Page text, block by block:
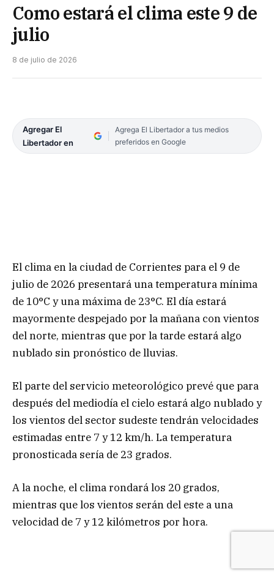
Como estará el clima este 9 de
julio
8 de julio de 2026
Agregar El
Libertador en
Agrega El Libertador a tus medios
preferidos en Google
El clima en la ciudad de Corrientes para el 9 de
julio de 2026 presentará una temperatura mínima
de 10°C y una máxima de 23°C. El día estará
mayormente despejado por la mañana con vientos
del norte, mientras que por la tarde estará algo
nublado sin pronóstico de lluvias.
El parte del servicio meteorológico prevé que para
después del mediodía el cielo estará algo nublado y
los vientos del sector sudeste tendrán velocidades
estimadas entre 7 y 12 km/h. La temperatura
pronosticada sería de 23 grados.
A la noche, el clima rondará los 20 grados,
mientras que los vientos serán del este a una
velocidad de 7 y 12 kilómetros por hora.